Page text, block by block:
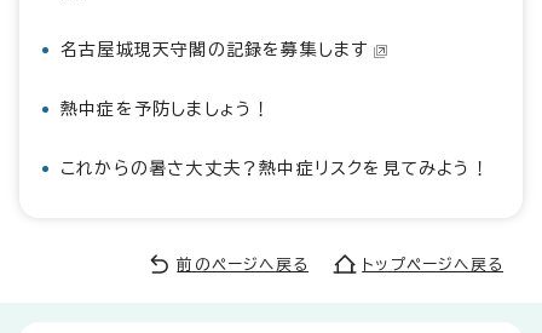
名古屋城現天守閣の記録を募集します
熱中症を予防しましょう！
これからの暑さ大丈夫？熱中症リスクを見てみよう！
前のページへ戻る トップページへ戻る